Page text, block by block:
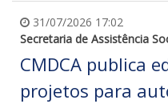
31/07/2026 17:02
Secretaria de Assistência
CMDCA publica
projetos para